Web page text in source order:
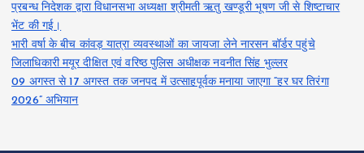
प्रबन्ध निदेशक द्वारा विधानसभा अध्यक्षा श्रीमती ऋतु खण्डूरी भूषण जी से शिष्टाचार
भेंट की गई।
भारी वर्षा के बीच कांवड़ यात्रा व्यवस्थाओं का जायजा लेने नारसन बॉर्डर पहुंचे
जिलाधिकारी मयूर दीक्षित एवं वरिष्ठ पुलिस अधीक्षक नवनीत सिंह भुल्लर
09 अगस्त से 17 अगस्त तक जनपद में उत्साहपूर्वक मनाया जाएगा “हर घर तिरंगा
2026” अभियान